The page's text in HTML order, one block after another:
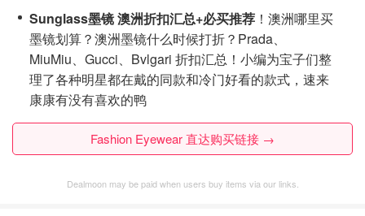
Sunglass墨镜 澳洲折扣汇总+必买推荐 ！澳洲哪里买
墨镜划算？澳洲墨镜什么时候打折？Prada、
MiuMiu、Gucci、Bvlgari 折扣汇总！小编为宝子们整
理了各种明星都在戴的同款和冷门好看的款式，速来
康康有没有喜欢的鸭
Fashion Eyewear 直达购买链接 →
Dealmoon may be paid when users buy items via our links.